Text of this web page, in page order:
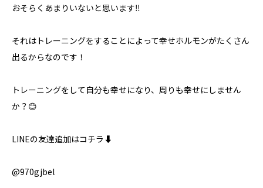
おそらくあまりいないと思います‼️
それはトレーニングをすることによって幸せホルモンがたくさん
出るからなのです！
トレーニングをして自分も幸せになり、周りも幸せにしません
か？😊
LINEの友達追加はコチラ⬇️
@970gjbel